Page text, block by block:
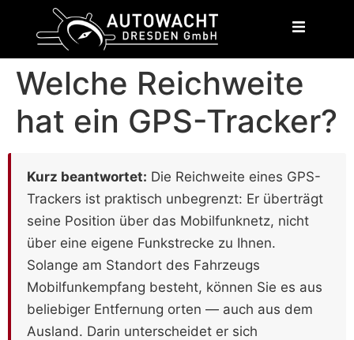
Welche Reichweite
hat ein GPS-Tracker?
Kurz beantwortet: Die Reichweite eines GPS-
Trackers ist praktisch unbegrenzt: Er überträgt
seine Position über das Mobilfunknetz, nicht
über eine eigene Funkstrecke zu Ihnen.
Solange am Standort des Fahrzeugs
Mobilfunkempfang besteht, können Sie es aus
beliebiger Entfernung orten — auch aus dem
Ausland. Darin unterscheidet er sich